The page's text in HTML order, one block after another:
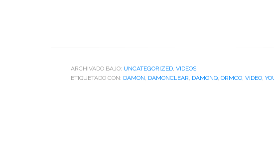
ARCHIVADO BAJO: UNCATEGORIZED, VIDEOS
ETIQUETADO CON: DAMON, DAMONCLEAR, DAMONQ, ORMCO, VIDEO,